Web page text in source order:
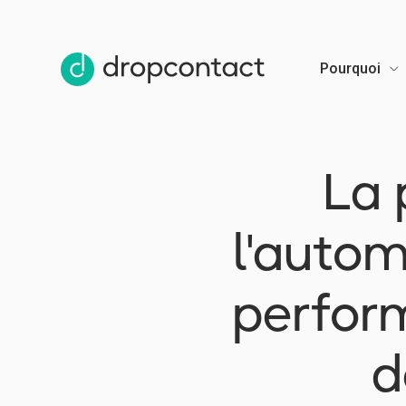
Pourquoi
La